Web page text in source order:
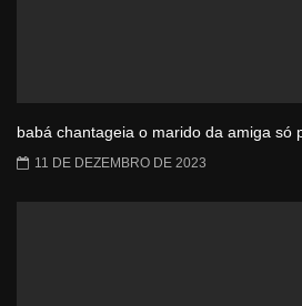
babá chantageia o marido da amiga só
11 DE DEZEMBRO DE 2023